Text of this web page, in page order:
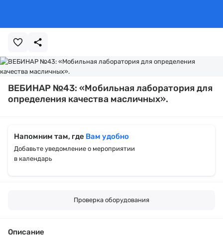
ВЕБИНАР №43: «Мобильная лаборатория для
определения качества масличных».
Напомним там, где Вам удобно
Добавьте уведомление о мероприятии
в календарь
Проверка оборудования
Описание